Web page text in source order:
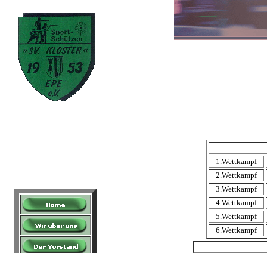
1.Wettkampf
2.Wettkampf
3.Wettkampf
4.Wettkampf
5.Wettkampf
6.Wettkampf